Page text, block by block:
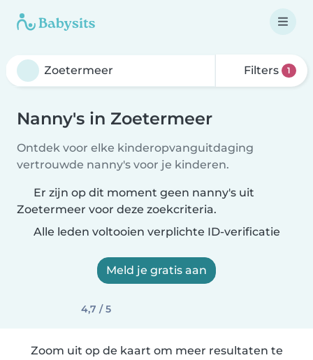
Filters 1
Nanny's in Zoetermeer
Ontdek voor elke kinderopvanguitdaging
vertrouwde nanny's voor je kinderen.
Er zijn op dit moment geen nanny's uit
Zoetermeer voor deze zoekcriteria.
Alle leden voltooien verplichte ID-verificatie
Meld je gratis aan
4,7 / 5
Zoom uit op de kaart om meer resultaten te